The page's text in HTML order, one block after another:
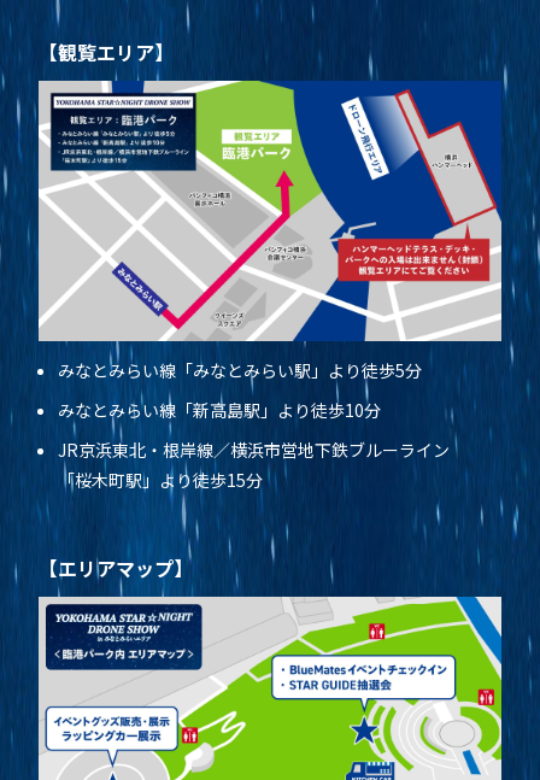
【観覧エリア】
みなとみらい線「みなとみらい駅」より徒歩5分
みなとみらい線「新高島駅」より徒歩10分
JR京浜東北・根岸線／横浜市営地下鉄ブルーライン
「桜木町駅」より徒歩15分
【エリアマップ】